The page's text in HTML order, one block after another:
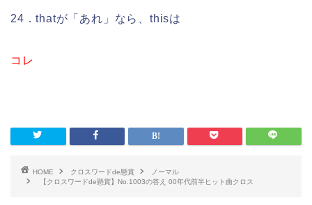
24．thatが「あれ」なら、thisは
コレ
HOME クロスワードde懸賞
ノーマル
【クロスワードde懸賞】No.1003の答え 00年代前半ヒット曲クロス